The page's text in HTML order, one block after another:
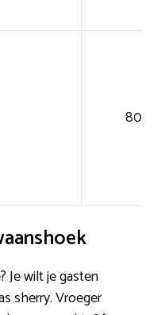
80+
Je wilt je gasten
sherry. Vroeger